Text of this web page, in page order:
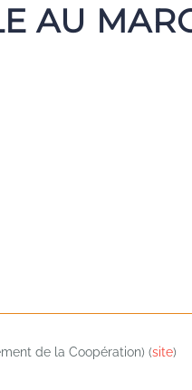
AU
de la Coopération) (site)